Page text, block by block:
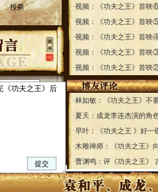
投票
·视频：《功夫之王》首映
·视频：《功夫之王》首映
·视频：《功夫之王》首映
·视频：《功夫之王》首映
·视频：《功夫之王》首映
·林如敏：《功夫之王》不
·夏天：成龙李连杰演的角
·早叶：《功夫之王 》好一
·木雕禅师：《功夫之王》
·曹渊鸣：评《功夫之王》